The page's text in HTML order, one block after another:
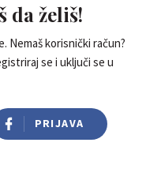
da želiš!
Nemaš korisnički račun?
se i uključi se u
PRIJAVA